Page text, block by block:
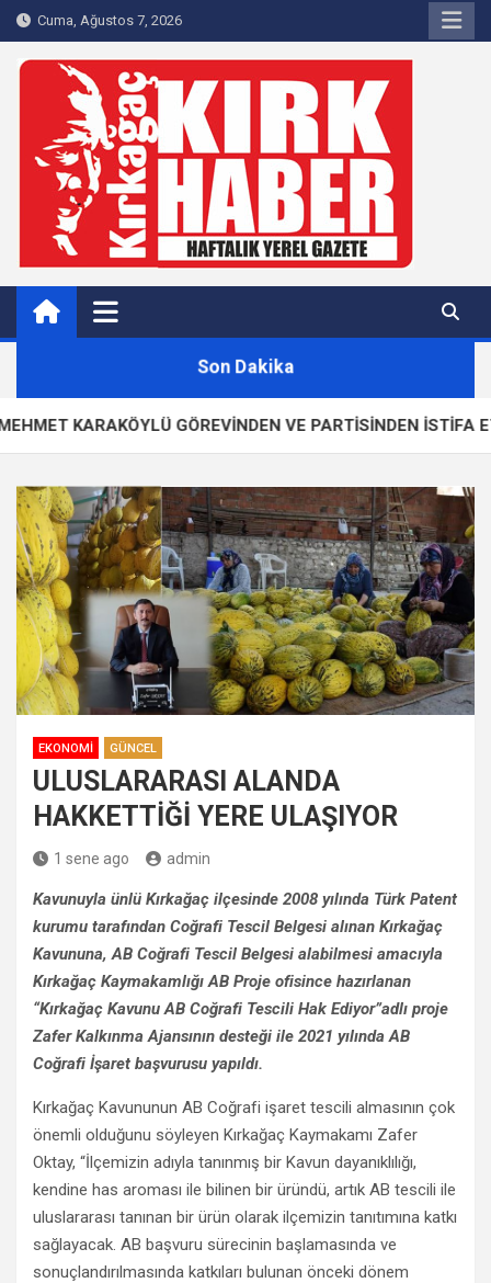
Skip
to
content
Cuma, Ağustos 7, 2026
Kırkağaç 40Haber
Kırkağaç'ın Yerel Haber Sitesi
Son Dakika
GÖREVİNDEN VE PARTİSİNDEN İSTİFA ETTİ!
EKONOMI GÜNCEL
ULUSLARARASI ALANDA
HAKKETTİĞİ YERE ULAŞIYOR
1 sene ago admin
Kavunuyla ünlü Kırkağaç ilçesinde 2008 yılında Türk Patent
kurumu tarafından Coğrafi Tescil Belgesi alınan Kırkağaç
Kavununa, AB Coğrafi Tescil Belgesi alabilmesi amacıyla
Kırkağaç Kaymakamlığı AB Proje ofisince hazırlanan
“Kırkağaç Kavunu AB Coğrafi Tescili Hak Ediyor”adlı proje
Zafer Kalkınma Ajansının desteği ile 2021 yılında AB
Coğrafi İşaret başvurusu yapıldı.
Kırkağaç Kavununun AB Coğrafi işaret tescili almasının çok
önemli olduğunu söyleyen Kırkağaç Kaymakamı Zafer
Oktay, “İlçemizin adıyla tanınmış bir Kavun dayanıklılığı,
kendine has aroması ile bilinen bir üründü, artık AB tescili ile
uluslararası tanınan bir ürün olarak ilçemizin tanıtımına katkı
sağlayacak. AB başvuru sürecinin başlamasında ve
sonuçlandırılmasında katkıları bulunan önceki dönem